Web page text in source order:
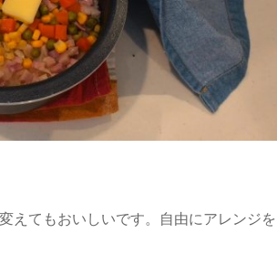
えてもおいしいです。自由にアレンジを